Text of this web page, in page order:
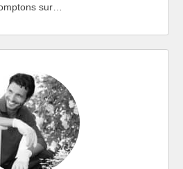
sur…